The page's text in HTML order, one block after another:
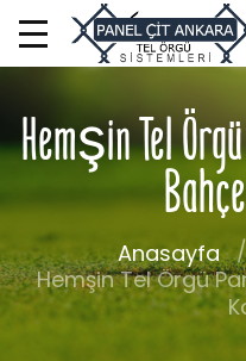
Hemşin Tel
Anasayfa
Hemşin Tel Örgü